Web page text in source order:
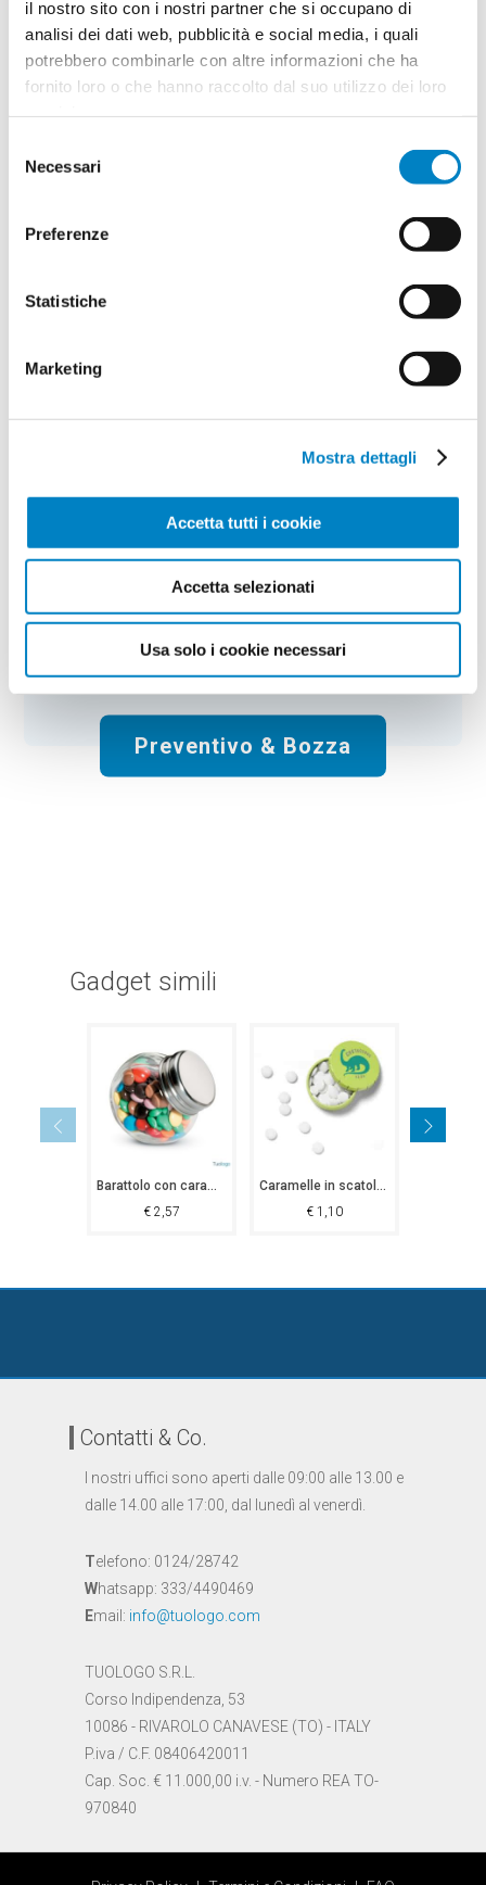
il nostro sito con i nostri partner che si occupano di
analisi dei dati web, pubblicità e social media, i quali
potrebbero combinarle con altre informazioni che ha
fornito loro o che hanno raccolto dal suo utilizzo dei loro
delNecessari
Preferenze
Statistiche
Marketing
Mostra dettagli
Accetta tutti i cookie
Accetta selezionati
Usa solo i cookie necessari
2 Quantità
Minimo: 50
3 Il tuo logo / grafica (opzionale)
Vuoi caricare il tuo logo o grafica adesso? Potrai
4 Riepilogo ordine:
Barattolo con caramelle Filiano
Quantità:
50
Il prezzo non include la stampa
Spese di spedizione: Gratis
Totale: €137.50+ IVA
Preventivo & Bozza
Gadget simili
Barattolo con caramelle Silvi
€2,57
Caramelle in scatola di latta Surat
€1,10
Contatti & Co.
I nostri uffici sono aperti dalle 09:00 alle 13.00 e
dalle 14.00 alle 17:00, dal lunedì al venerdì.
Telefono: 0124/28742
Whatsapp: 333/4490469
Email: info@tuologo.com
TUOLOGO S.R.L.
Corso Indipendenza, 53
10086 - RIVAROLO CANAVESE (TO) - ITALY
P.iva / C.F. 08406420011
Cap. Soc. € 11.000,00 i.v. - Numero REA TO-
970840